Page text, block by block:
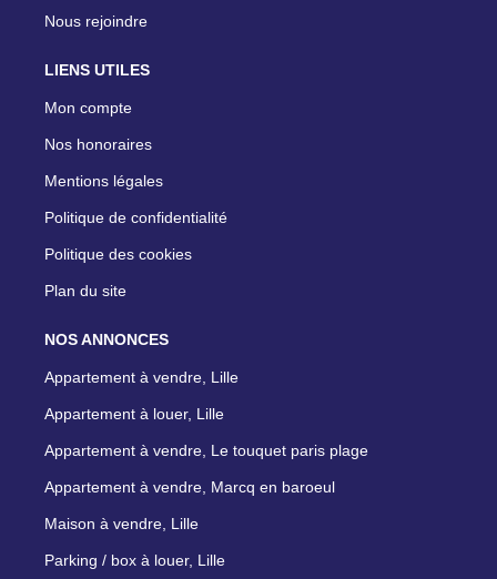
Nous rejoindre
LIENS UTILES
Mon compte
Nos honoraires
Mentions légales
Politique de confidentialité
Politique des cookies
Plan du site
NOS ANNONCES
Appartement à vendre, Lille
Appartement à louer, Lille
Appartement à vendre, Le touquet paris plage
Appartement à vendre, Marcq en baroeul
Maison à vendre, Lille
Parking / box à louer, Lille